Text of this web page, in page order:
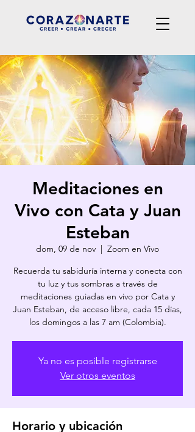
Meditaciones en
Vivo con Cata y Juan
Esteban
dom, 09 de nov
  |
Zoom en Vivo
Recuerda tu sabiduría interna y conecta con
tu luz y tus sombras a través de
meditaciones guiadas en vivo por Cata y
Juan Esteban, de acceso libre, cada 15 días,
los domingos a las 7 am (Colombia).
Ya no es posible registrarse
Ver otros eventos
Horario y ubicación